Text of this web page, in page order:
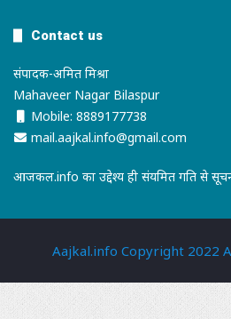
Contact us
संपादक-अमित मिश्रा
Mahaveer Nagar Bilaspur
Mobile: 8889177738
mail.aajkal.info@gmail.com
आजकल.info का उद्देश्य ही संयमित गति से
Aajkal.info Copyright 2022